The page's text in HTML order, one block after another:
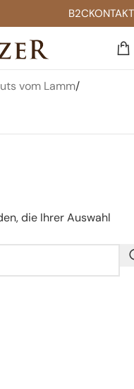
B2CKONTAKT
vom Lamm
die Ihrer Auswahl